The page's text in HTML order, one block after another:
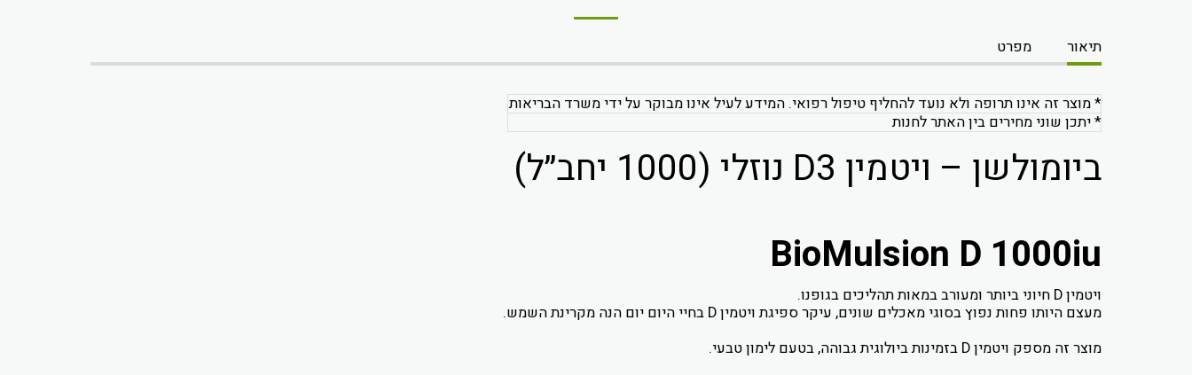
תיאור מפרט
* מוצר זה אינו תרופה ולא נועד להחליף טיפול רפואי. המידע לעיל אינו מבוקר על ידי משרד הבריאות
* יתכן שוני מחירים בין האתר לחנות
ביומולשן – ויטמין D3 נוזלי (1000 יחב״ל)
BioMulsion D 1000iu
ויטמין D חיוני ביותר ומעורב במאות תהליכים בגופנו.
מעצם היותו פחות נפוץ בסוגי מאכלים שונים, עיקר ספיגת ויטמין D בחיי היום יום הנה מקרינת השמש.
מוצר זה מספק ויטמין D בזמינות ביולוגית גבוהה, בטעם לימון טבעי.